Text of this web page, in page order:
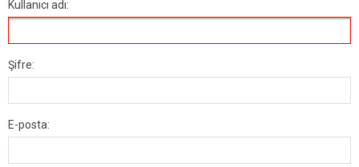
Kullanıcı adı:
Şifre:
E-posta: